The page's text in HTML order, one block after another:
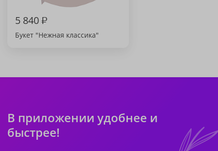
5 840₽
Букет "Нежная классика"
В приложении удобнее и
быстрее!